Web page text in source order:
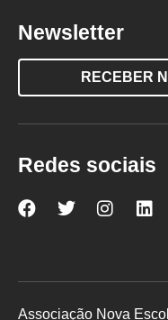
Newsletter
RECEBER
Redes sociais
Nova
Facebook
Nova
Twitter
Nova
Associação Nova